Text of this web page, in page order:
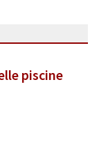
piscine